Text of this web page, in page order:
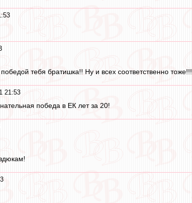
тебя братишка!! Ну и всех соответственно тоже!!!
21:53
победа в ЕК лет за 20!